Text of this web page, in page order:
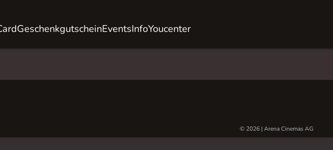
GeschenkgutscheinEventsInfoYoucenter
© 2026 | Arena Cinemas AG